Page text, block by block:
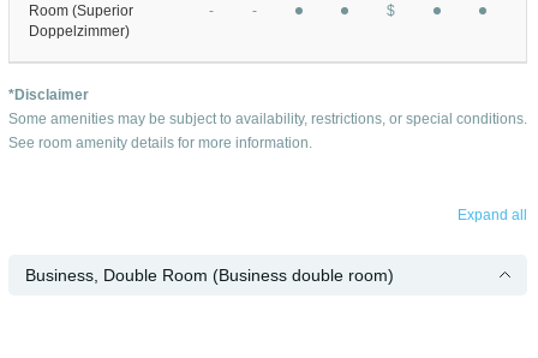
Room (Superior
Doppelzimmer)
- - $
*Disclaimer
Some amenities may be subject to availability, restrictions, or special conditions.
See room amenity details for more information.
Expand all
Business, Double Room (Business double room)